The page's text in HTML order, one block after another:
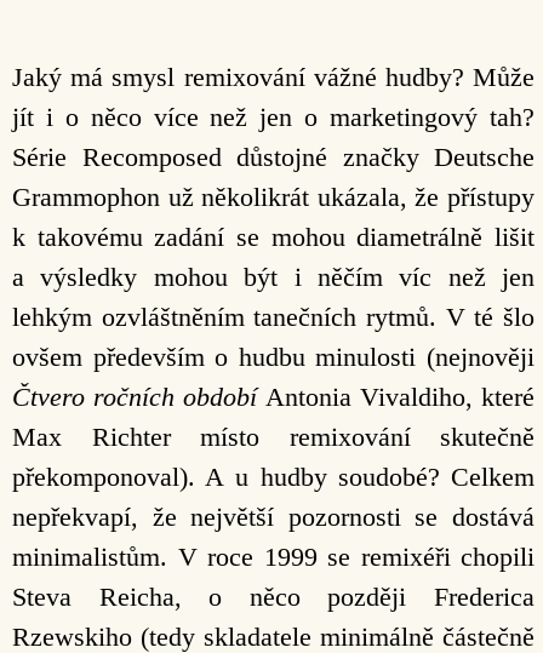
Jaký má smysl remixování vážné hudby? Může
jít i o něco více než jen o marketingový tah?
Série Recomposed důstojné značky Deutsche
Grammophon už několikrát ukázala, že přístupy
k takovému zadání se mohou diametrálně lišit
a výsledky mohou být i něčím víc než jen
lehkým ozvláštněním tanečních rytmů. V té šlo
ovšem především o hudbu minulosti (nejnověji
Čtvero ročních obdobíAntonia Vivaldiho, které
Max Richter místo remixování skutečně
překomponoval). A u hudby soudobé? Celkem
nepřekvapí, že největší pozornosti se dostává
minimalistům. V roce 1999 se remixéři chopili
Steva Reicha, o něco později Frederica
Rzewskiho (tedy skladatele minimálně částečně